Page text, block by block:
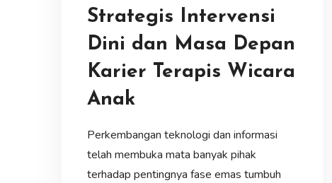
Strategis Intervensi
Dini dan Masa Depan
Karier Terapis Wicara
Anak
Perkembangan teknologi dan informasi
telah membuka mata banyak pihak
terhadap pentingnya fase emas tumbuh